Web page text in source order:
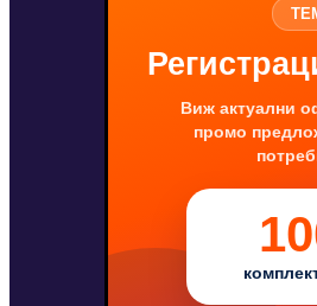
Виж актуални
промо